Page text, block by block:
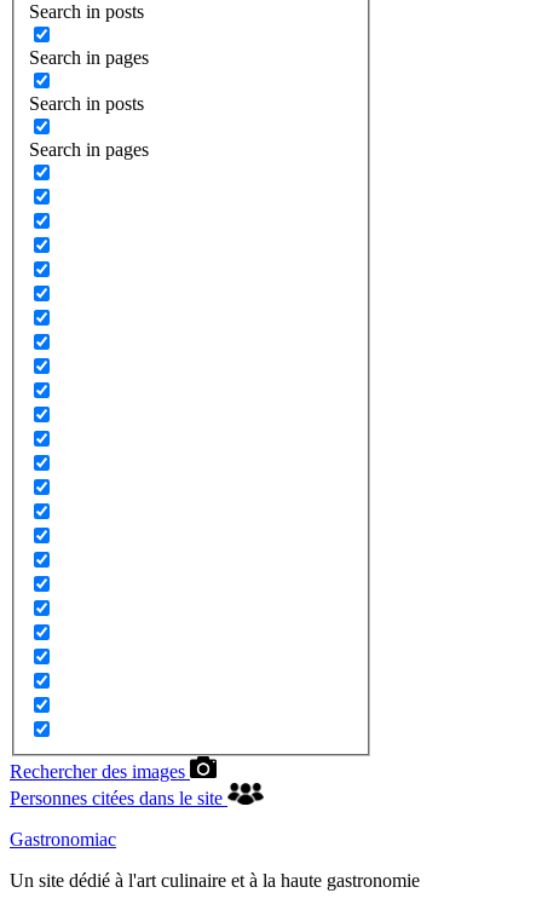
Search in posts
Search in pages
Search in posts
Search in pages
Rechercher des images
Personnes citées dans le site
Gastronomiac
Un site dédié à l'art culinaire et à la haute gastronomie